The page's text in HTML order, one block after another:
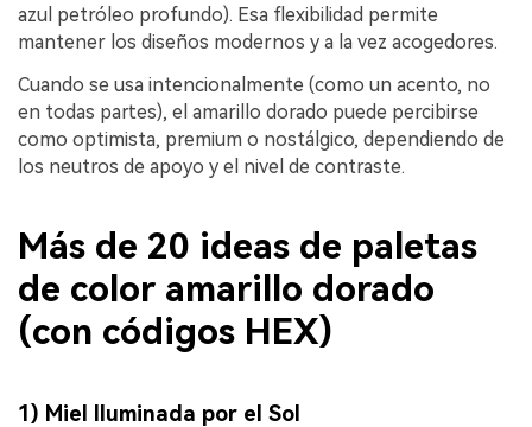
azul petróleo profundo). Esa flexibilidad permite
mantener los diseños modernos y a la vez acogedores.
Cuando se usa intencionalmente (como un acento, no
en todas partes), el amarillo dorado puede percibirse
como optimista, premium o nostálgico, dependiendo de
los neutros de apoyo y el nivel de contraste.
Más de 20 ideas de paletas
de color amarillo dorado
(con códigos HEX)
1) Miel Iluminada por el Sol